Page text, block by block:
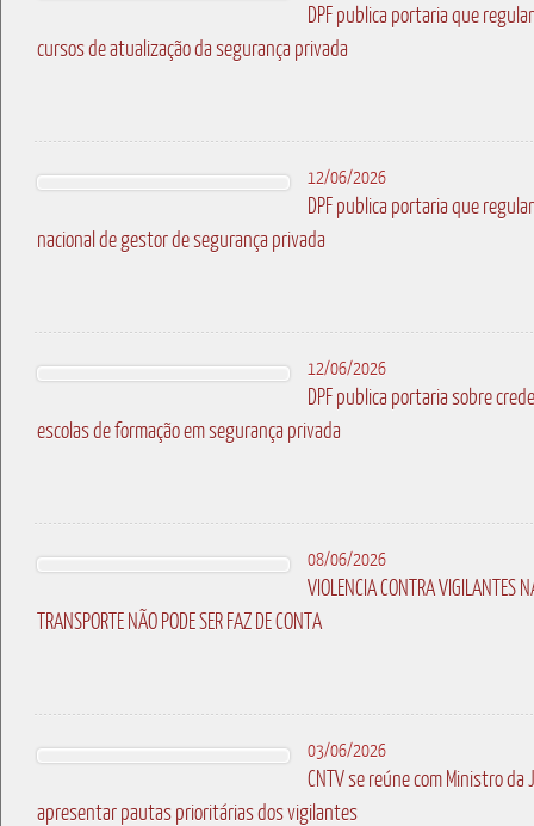
DPF publica portaria que
cursos de atualização da segurança privada
12/06/2026
DPF publica portaria que
nacional de gestor de segurança privada
12/06/2026
DPF publica portaria sobre
escolas de formação em segurança privada
08/06/2026
VIOLENCIA CONTRA VIGILANTES
TRANSPORTE NÃO PODE SER FAZ DE CONTA
03/06/2026
CNTV se reúne com Ministro da
apresentar pautas prioritárias dos vigilantes